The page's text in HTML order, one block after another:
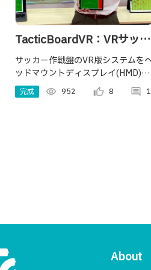
TacticBoardVR：VRサッカ
ー作戦盤システム
サッカー作戦盤のVR版システムを
ッドマウントディスプレイ(HMD)を
用いて開発しました。タブレット端
末で指示した配置と同じ状況をHMD
完成 visibility 952 thumb_up_alt 8 comment 1
About